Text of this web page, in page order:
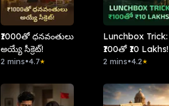
₹1000తో ధనవంతులు
అయ్యే సీక్రెట్!
2 mins•4.7★
Lunchbox Trick:
₹100తో ₹10 Lakhs!
2 mins•4.2★